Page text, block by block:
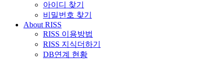
아이디 찾기
비밀번호 찾기
About RISS
RISS 이용방법
RISS 지식더하기
DB연계 현황